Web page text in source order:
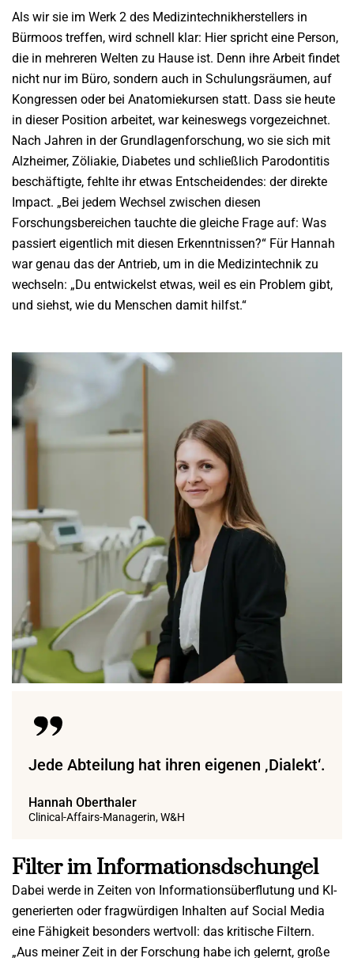
Als wir sie im Werk 2 des Medizintechnikherstellers in
Bürmoos treffen, wird schnell klar: Hier spricht eine Person,
die in mehreren Welten zu Hause ist. Denn ihre Arbeit findet
nicht nur im Büro, sondern auch in Schulungsräumen, auf
Kongressen oder bei Anatomiekursen statt. Dass sie heute
in dieser Position arbeitet, war keineswegs vorgezeichnet.
Nach Jahren in der Grundlagenforschung, wo sie sich mit
Alzheimer, Zöliakie, Diabetes und schließlich Parodontitis
beschäftigte, fehlte ihr etwas Entscheidendes: der direkte
Impact. „Bei jedem Wechsel zwischen diesen
Forschungsbereichen tauchte die gleiche Frage auf: Was
passiert eigentlich mit diesen Erkenntnissen?“ Für Hannah
war genau das der Antrieb, um in die Medizintechnik zu
wechseln: „Du entwickelst etwas, weil es ein Problem gibt,
und siehst, wie du Menschen damit hilfst.“
Jede Abteilung hat ihren eigenen ‚Dialekt‘.
Hannah Oberthaler
Clinical-Affairs-Managerin, W&H
Filter im Informationsdschungel
Dabei werde in Zeiten von Informationsüberflutung und KI-
generierten oder fragwürdigen Inhalten auf Social Media
eine Fähigkeit besonders wertvoll: das kritische Filtern.
„Aus meiner Zeit in der Forschung habe ich gelernt, große